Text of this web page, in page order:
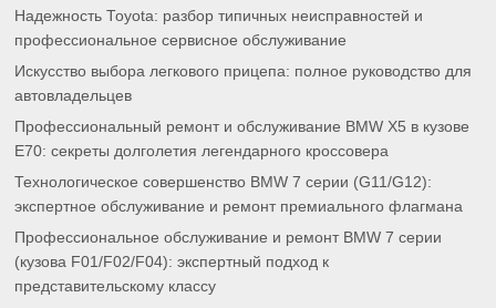
Надежность Toyota: разбор типичных неисправностей и
профессиональное сервисное обслуживание
Искусство выбора легкового прицепа: полное руководство для
автовладельцев
Профессиональный ремонт и обслуживание BMW X5 в кузове
E70: секреты долголетия легендарного кроссовера
Технологическое совершенство BMW 7 серии (G11/G12):
экспертное обслуживание и ремонт премиального флагмана
Профессиональное обслуживание и ремонт BMW 7 серии
(кузова F01/F02/F04): экспертный подход к
представительскому классу